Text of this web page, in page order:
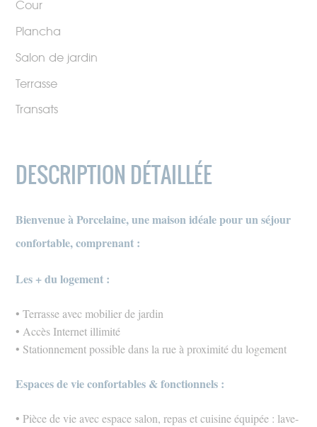
Cour
Plancha
Salon de jardin
Terrasse
Transats
DESCRIPTION DÉTAILLÉE
Bienvenue à Porcelaine, une maison idéale pour un séjour
confortable, comprenant :
Les + du logement :
• Terrasse avec mobilier de jardin
• Accès Internet illimité
• Stationnement possible dans la rue à proximité du logement
Espaces de vie confortables & fonctionnels :
• Pièce de vie avec espace salon, repas et cuisine équipée : lave-